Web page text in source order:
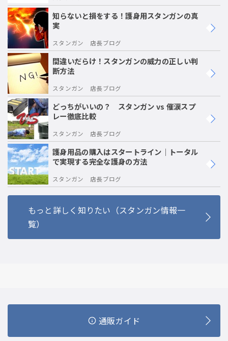
知らないと損をする！護身用スタンガンの真
実
スタンガン 店長ブログ
間違いだらけ！スタンガンの威力の正しい判
断方法
スタンガン 店長ブログ
どっちがいいの？ スタンガン vs 催涙スプ
レー徹底比較
スタンガン 店長ブログ
護身用品の購入はスタートライン｜トータル
で実現する完全な護身の方法
スタンガン 店長ブログ
もっと詳しく知りたい（スタンガン情報一
覧）
通販ガイド